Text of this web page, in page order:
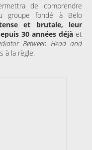
de comprendre
groupe fondé à Belo
et brutale, leur
30 années déjàet
Between Head and
à la règle.